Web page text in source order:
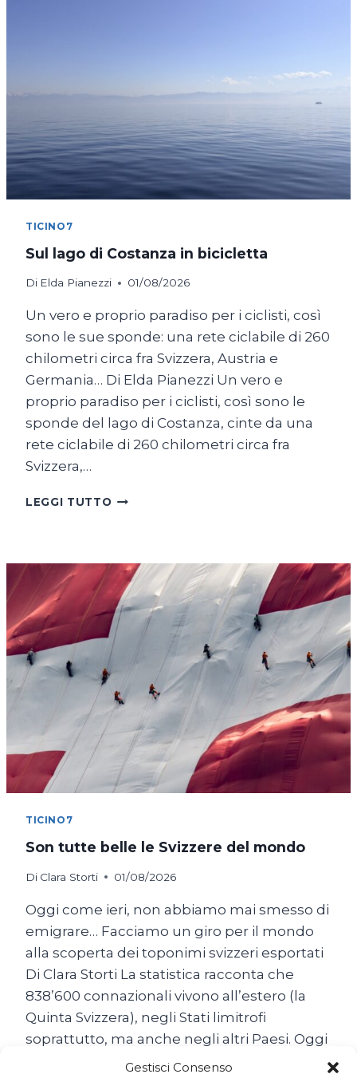
Gestisci Consenso
TICINO7
Sul lago di Costanza in bicicletta
Di Elda Pianezzi 01/08/2026
Un vero e proprio paradiso per i ciclisti, così
sono le sue sponde: una rete ciclabile di 260
chilometri circa fra Svizzera, Austria e
Germania… Di Elda Pianezzi Un vero e
proprio paradiso per i ciclisti, così sono le
sponde del lago di Costanza, cinte da una
rete ciclabile di 260 chilometri circa fra
Svizzera,…
LEGGI TUTTO SUL
IN
BICICLETTA
TICINO7
Son tutte belle le Svizzere del mondo
Di Clara Storti 01/08/2026
Oggi come ieri, non abbiamo mai smesso di
emigrare… Facciamo un giro per il mondo
alla scoperta dei toponimi svizzeri esportati
Di Clara Storti La statistica racconta che
838’600 connazionali vivono all’estero (la
Quinta Svizzera), negli Stati limitrofi
soprattutto, ma anche negli altri Paesi. Oggi
come ieri, non abbiamo mai smesso di